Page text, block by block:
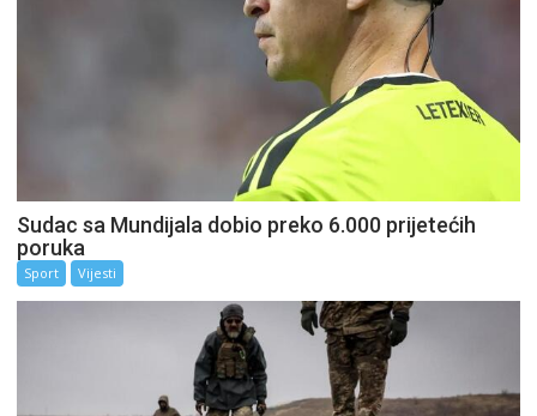
Sudac sa Mundijala dobio preko 6.000 prijetećih
poruka
Sport Vijesti